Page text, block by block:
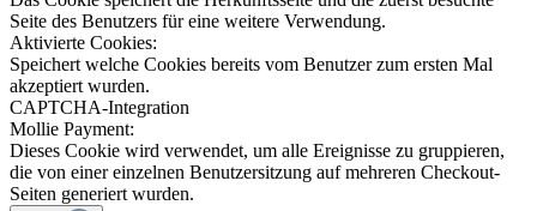
Seite des Benutzers für eine weitere Verwendung.
Aktivierte Cookies:
Speichert welche Cookies bereits vom Benutzer zum ersten Mal
akzeptiert wurden.
CAPTCHA-Integration
Mollie Payment:
Dieses Cookie wird verwendet, um alle Ereignisse zu gruppieren,
die von einer einzelnen Benutzersitzung auf mehreren Checkout-
Seiten generiert wurden.